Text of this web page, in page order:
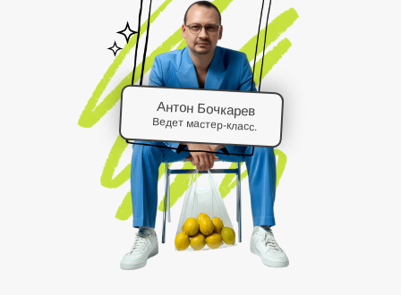
Антон Бочкарев
Ведет мастер-класс.